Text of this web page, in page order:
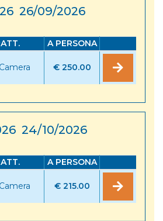
26/09/2026
A PERSONA
€ 250.00
24/10/2026
A PERSONA
€ 215.00